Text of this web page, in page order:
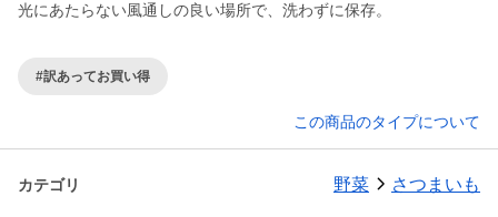
光にあたらない風通しの良い場所で、洗わずに保存。
#訳あってお買い得
この商品のタイプについて
カテゴリ 野菜 さつまいも